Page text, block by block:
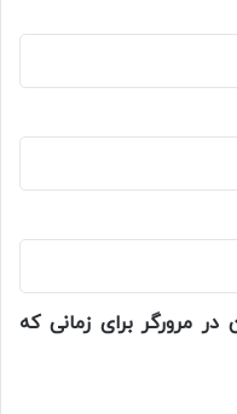
مرورگر برای زمانی که